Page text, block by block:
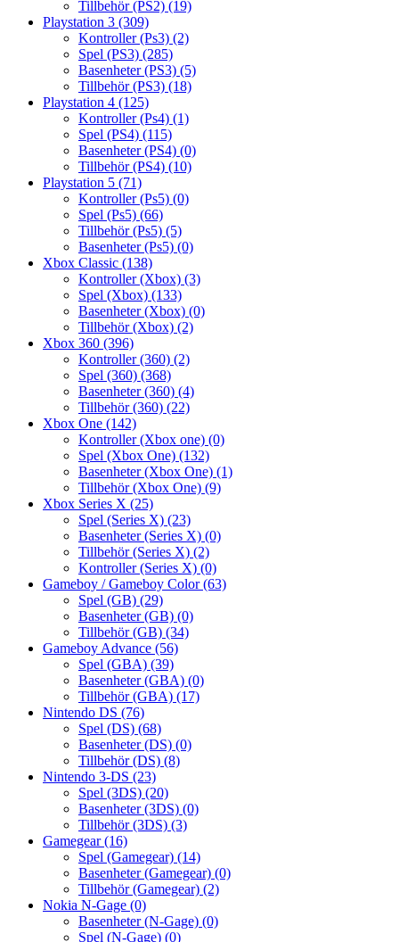
Tillbehör (PS2) (19)
Playstation 3 (309)
Kontroller (Ps3) (2)
Spel (PS3) (285)
Basenheter (PS3) (5)
Tillbehör (PS3) (18)
Playstation 4 (125)
Kontroller (Ps4) (1)
Spel (PS4) (115)
Basenheter (PS4) (0)
Tillbehör (PS4) (10)
Playstation 5 (71)
Kontroller (Ps5) (0)
Spel (Ps5) (66)
Tillbehör (Ps5) (5)
Basenheter (Ps5) (0)
Xbox Classic (138)
Kontroller (Xbox) (3)
Spel (Xbox) (133)
Basenheter (Xbox) (0)
Tillbehör (Xbox) (2)
Xbox 360 (396)
Kontroller (360) (2)
Spel (360) (368)
Basenheter (360) (4)
Tillbehör (360) (22)
Xbox One (142)
Kontroller (Xbox one) (0)
Spel (Xbox One) (132)
Basenheter (Xbox One) (1)
Tillbehör (Xbox One) (9)
Xbox Series X (25)
Spel (Series X) (23)
Basenheter (Series X) (0)
Tillbehör (Series X) (2)
Kontroller (Series X) (0)
Gameboy / Gameboy Color(63)
Spel (GB) (29)
Basenheter (GB) (0)
Tillbehör (GB) (34)
Gameboy Advance (56)
Spel (GBA) (39)
Basenheter (GBA) (0)
Tillbehör (GBA) (17)
Nintendo DS (76)
Spel (DS) (68)
Basenheter (DS) (0)
Tillbehör (DS) (8)
Nintendo 3-DS (23)
Spel (3DS) (20)
Basenheter (3DS) (0)
Tillbehör (3DS) (3)
Gamegear(16)
Spel (Gamegear) (14)
Basenheter (Gamegear) (0)
Tillbehör (Gamegear) (2)
Nokia N-Gage (0)
Basenheter (N-Gage) (0)
Spel (N-Gage) (0)